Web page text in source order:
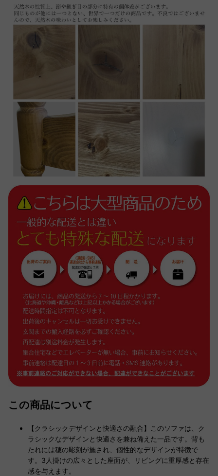
この商品について
【クラシックデザインと快適さの融合】このソファは、ク
ラシックなデザインと快適さを兼ね備えた一品です。背も
たれには穂の彫刻が施され、個性的なデザインが特徴で
す。3人掛けの広々とした座面が、リビングに重厚感と存在
感を与えます。